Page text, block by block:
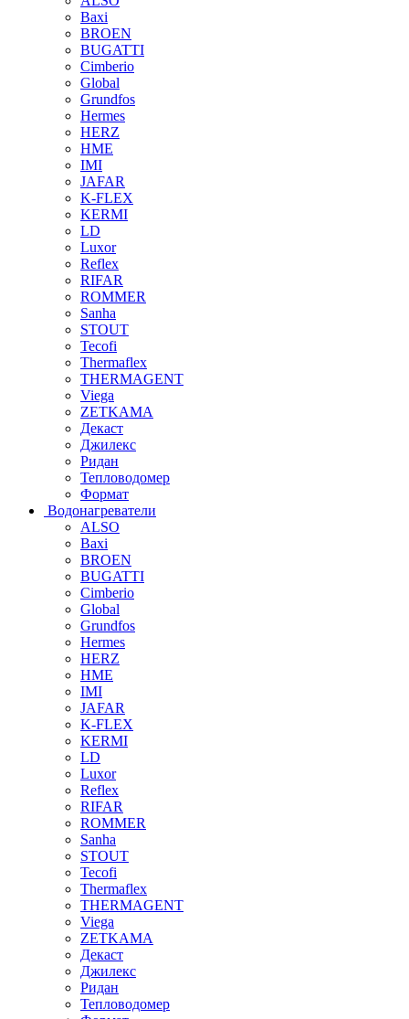
Baxi
BROEN
BUGATTI
Cimberio
Global
Grundfos
Hermes
HERZ
HME
IMI
JAFAR
K-FLEX
KERMI
LD
Luxor
Reflex
RIFAR
ROMMER
Sanha
STOUT
Tecofi
Thermaflex
THERMAGENT
Viega
ZETKAMA
Декаст
Джилекс
Ридан
Тепловодомер
Формат
Водонагреватели
ALSO
Baxi
BROEN
BUGATTI
Cimberio
Global
Grundfos
Hermes
HERZ
HME
IMI
JAFAR
K-FLEX
KERMI
LD
Luxor
Reflex
RIFAR
ROMMER
Sanha
STOUT
Tecofi
Thermaflex
THERMAGENT
Viega
ZETKAMA
Декаст
Джилекс
Ридан
Тепловодомер